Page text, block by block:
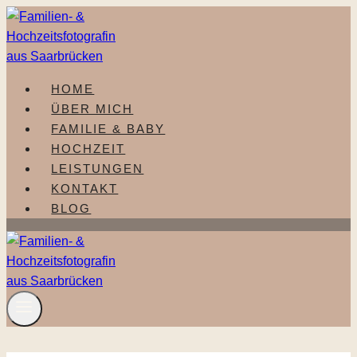
Zum
Inhalt
springen
HOME
ÜBER MICH
FAMILIE & BABY
HOCHZEIT
LEISTUNGEN
KONTAKT
BLOG